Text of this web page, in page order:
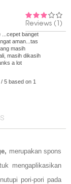
...cepet banget
aman...tas
masih
masih dikasih
a lot
5based on 1
Reviews (1)
merupakan spons
mengaplikasikan
pori-pori pada